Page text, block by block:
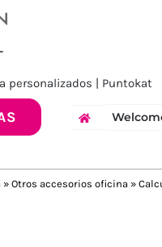
personalizados | Puntokat
» Otros accesorios oficina »